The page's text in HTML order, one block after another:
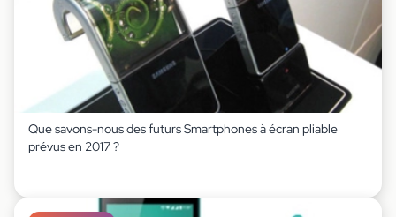
Que savons-nous des futurs Smartphones à écran pliable
prévus en 2017 ?